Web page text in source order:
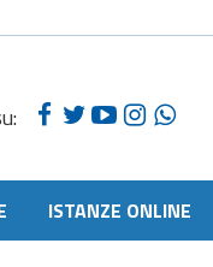
ISTANZE ONLINE